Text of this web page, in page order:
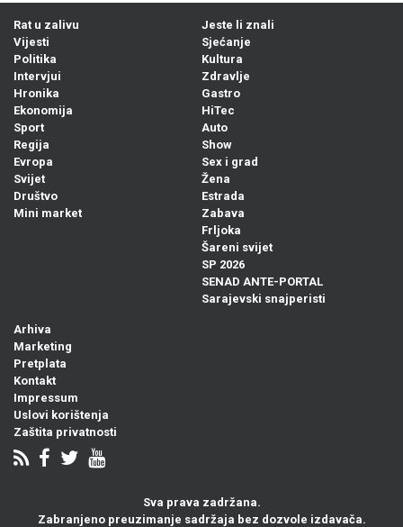
Rat u zalivu
Vijesti
Politika
Intervjui
Hronika
Ekonomija
Sport
Regija
Evropa
Svijet
Društvo
Mini market
Jeste li znali
Sjećanje
Kultura
Zdravlje
Gastro
HiTec
Auto
Show
Sex i grad
Žena
Estrada
Zabava
Frljoka
Šareni svijet
SP 2026
SENAD ANTE-PORTAL
Sarajevski snajperisti
Arhiva
Marketing
Pretplata
Kontakt
Impressum
Uslovi korištenja
Zaštita privatnosti
Sva prava zadržana.
Zabranjeno preuzimanje sadržaja bez dozvole izdavača.